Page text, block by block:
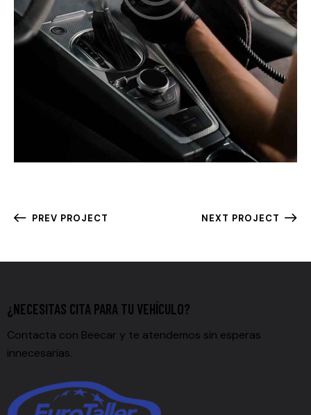
PREV PROJECT NEXT PROJECT
¿NECESITAS CITA PARA TU VEHÍCULO?
Contacta con Beecar y te atendemos sin esperas
innecesarias.